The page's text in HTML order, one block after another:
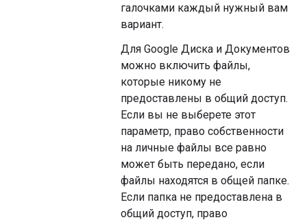
галочками каждый нужный вам
вариант.
Для Google Диска и Документов
можно включить файлы,
которые никому не
предоставлены в общий доступ.
Если вы не выберете этот
параметр, право собственности
на личные файлы все равно
может быть передано, если
файлы находятся в общей папке.
Если папка не предоставлена ​​в
общий доступ, право